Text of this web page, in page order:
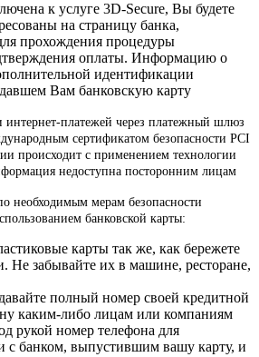
к услуге 3D-Secure, Вы будете
на страницу банка,
прохождения процедуры
оплаты. Информацию о
идентификации
Вам банковскую карту
интернет-платежей через платежный шлюз
сертификатом безопасности PCI
происходит с применением технологии
недоступна посторонним лицам
необходимым мерам безопасности
банковской карты:
карты так же, как бережете
Не забывайте их в машине, ресторане,
полный номер своей кредитной
каким-либо лицам или компаниям
рукой номер телефона для
с банком, выпустившим вашу карту, и